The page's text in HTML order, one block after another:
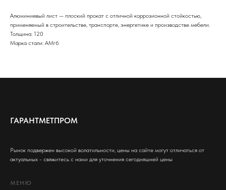
Алюминиевый лист — плоский прокат с отличной коррозионной стойкостью,
применяемый в строительстве, транспорте, энергетике и производстве мебели.
Толщина: 120
Марка стали: АМг6
ГАРАНТМЕТПРОМ
Рынок подвержен высокой волатильности, цены на сайте могут отличаться от
актуальных - свяжитесь с нами для уточнения сегодняшней цены
МЕНЮ